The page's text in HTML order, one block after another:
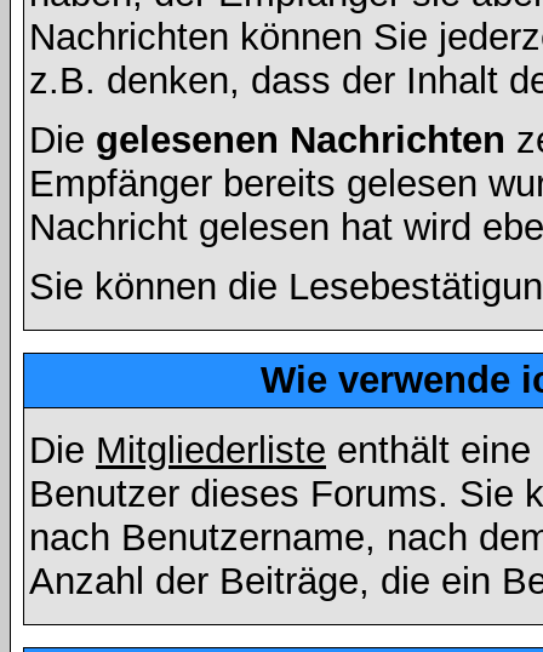
Nachrichten können Sie
z.B. denken, dass der Inhalt
Die gelesenen Nachrichten
Empfänger bereits gelesen
Nachricht gelesen hat wird
Sie können die
Wie verwende
Die Mitgliederliste enthält
Benutzer dieses Forums. Sie
nach Benutzername, nach
Anzahl der Beiträge, die ein